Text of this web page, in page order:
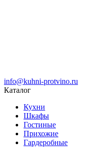
info@kuhni-protvino.ru
Каталог
Кухни
Шкафы
Гостиные
Прихожие
Гардеробные